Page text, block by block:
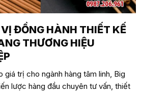
ĐỒNG HÀNH THIẾT KẾ
THƯƠNG HIỆU
giá trị cho ngành hàng tâm linh, Big
lược hàng đầu chuyên tư vấn, thiết